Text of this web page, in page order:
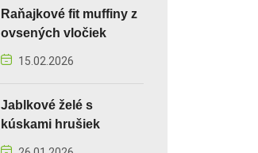
Raňajkové fit muffiny z
ovsených vločiek
15.02.2026
Jablkové želé s
kúskami hrušiek